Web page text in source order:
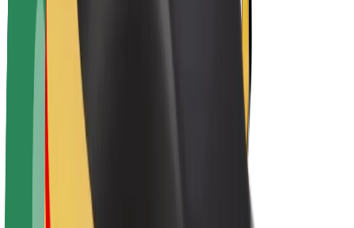
Apie mus
Karjera
Apie „Bolt“
„Bolt“ tvarumo politika
Projektas „Zero“
Tinklaraštis
Naujienų centras
Prekių ženklo gairės